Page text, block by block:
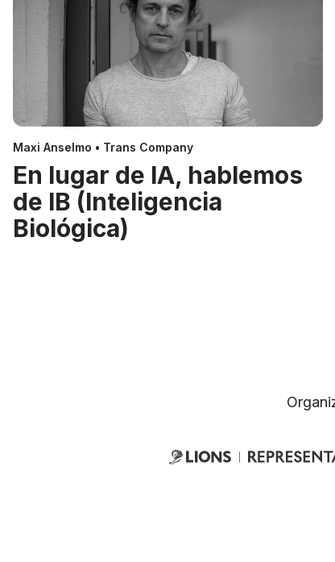
Maxi Anselmo • Trans Company
En lugar de IA, hablemos
de IB (Inteligencia
Biológica)